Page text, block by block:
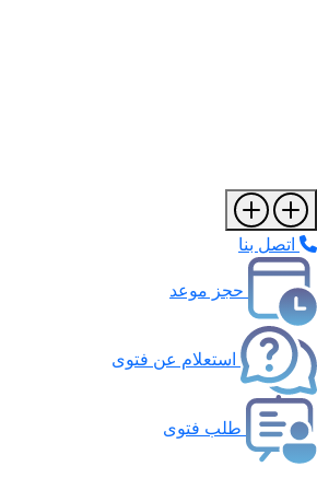
اتصل بنا
حجز موعد
استعلام عن فتوى
طلب فتوى